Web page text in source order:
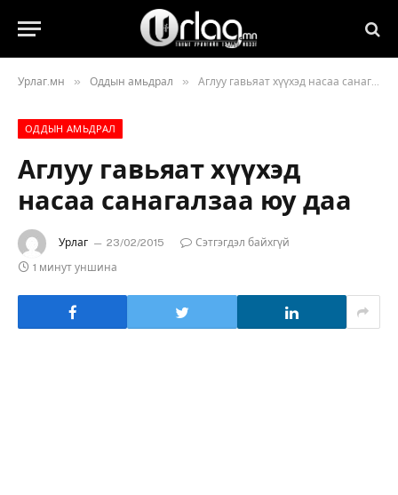
Урлаг.мн » Оддын амьдрал » Аглуу гавьяат хүүхэд насаа санагалзаа юу даа
ОДДЫН АМЬДРАЛ
Аглуу гавьяат хүүхэд
насаа санагалзаа юу даа
Урлаг 23/02/2015
Сэтгэгдэл байхгүй
1 минут уншина